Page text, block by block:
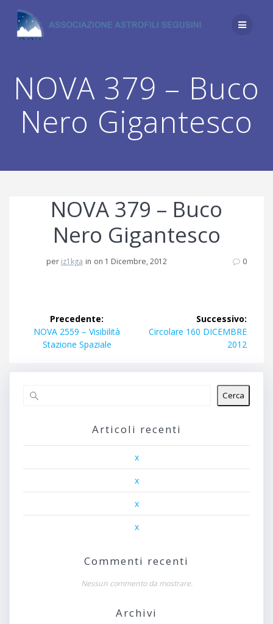
contenuto
NOVA 379 – Buco
Nero Gigantesco
NOVA 379 – Buco
Nero Gigantesco
per iz1kga in on 1 Dicembre, 2012 0
Navigazione
articoli
Precedente:
Articolo
precedente:
NOVA 2559 – Visibilità
Stazione Spaziale
Successivo:
Articolo
Circolare 160 DICEMBRE
2012
Cerca
Articoli recenti
x
x
x
x
Commenti recenti
Nessun commento da mostrare.
Archivi